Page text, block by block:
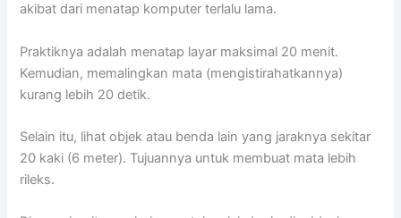
akibat dari menatap komputer terlalu lama.
Praktiknya adalah menatap layar maksimal 20 menit.
Kemudian, memalingkan mata (mengistirahatkannya)
kurang lebih 20 detik.
Selain itu, lihat objek atau benda lain yang jaraknya sekitar
20 kaki (6 meter). Tujuannya untuk membuat mata lebih
rileks.